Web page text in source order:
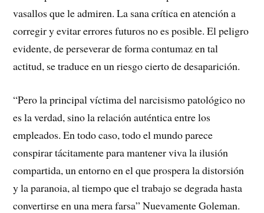
vasallos que le admiren. La sana crítica en atención a
corregir y evitar errores futuros no es posible. El peligro
evidente, de perseverar de forma contumaz en tal
actitud, se traduce en un riesgo cierto de desaparición.
“Pero la principal víctima del narcisismo patológico no
es la verdad, sino la relación auténtica entre los
empleados. En todo caso, todo el mundo parece
conspirar tácitamente para mantener viva la ilusión
compartida, un entorno en el que prospera la distorsión
y la paranoia, al tiempo que el trabajo se degrada hasta
convertirse en una mera farsa” Nuevamente Goleman.